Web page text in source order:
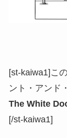
[st-kaiwa1]こ
ント・アンド
The White
[/st-kaiwa1]